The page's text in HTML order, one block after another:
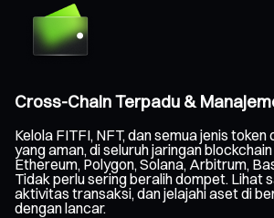
Cross-Chain Terpadu &
Kelola FITFI, NFT, dan semua jenis
yang aman, di seluruh jaringan
Ethereum, Polygon, Solana, Arbitrum,
Tidak perlu sering beralih dompet. Lihat
aktivitas transaksi, dan jelajahi aset di
dengan lancar.